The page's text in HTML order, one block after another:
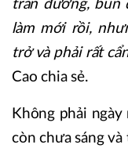
tràn đường, bùn
làm mới rồi,
trở và phải rất
Cao chia sẻ.
Không phải
còn chưa sáng